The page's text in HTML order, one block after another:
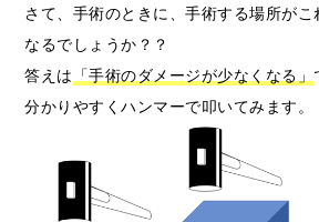
さて、手術のときに、手術する場所がこ
なるでしょうか？？
答えは 「手術のダメージが少なくなる」
分かりやすくハンマーで叩いてみます。